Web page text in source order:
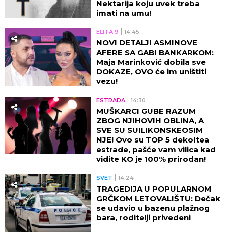
Nektarija koju uvek treba
imati na umu!
ELITA 9 14:45
NOVI DETALJI ASMINOVE
AFERE SA GABI BANKARKOM:
Maja Marinković dobila sve
DOKAZE, OVO će im uništiti
vezu!
ESTRADA 14:30
MUŠKARCI GUBE RAZUM
ZBOG NJIHOVIH OBLINA, A
SVE SU SUILIKONSKEOSIM
NJE! Ovo su TOP 5 dekoltea
estrade, pašće vam vilica kad
vidite KO je 100% prirodan!
SVET 14:24
TRAGEDIJA U POPULARNOM
GRČKOM LETOVALIŠTU: Dečak
se udavio u bazenu plažnog
bara, roditelji privedeni